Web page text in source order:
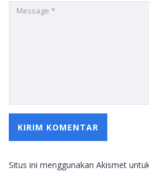
Situs ini menggunakan Akismet